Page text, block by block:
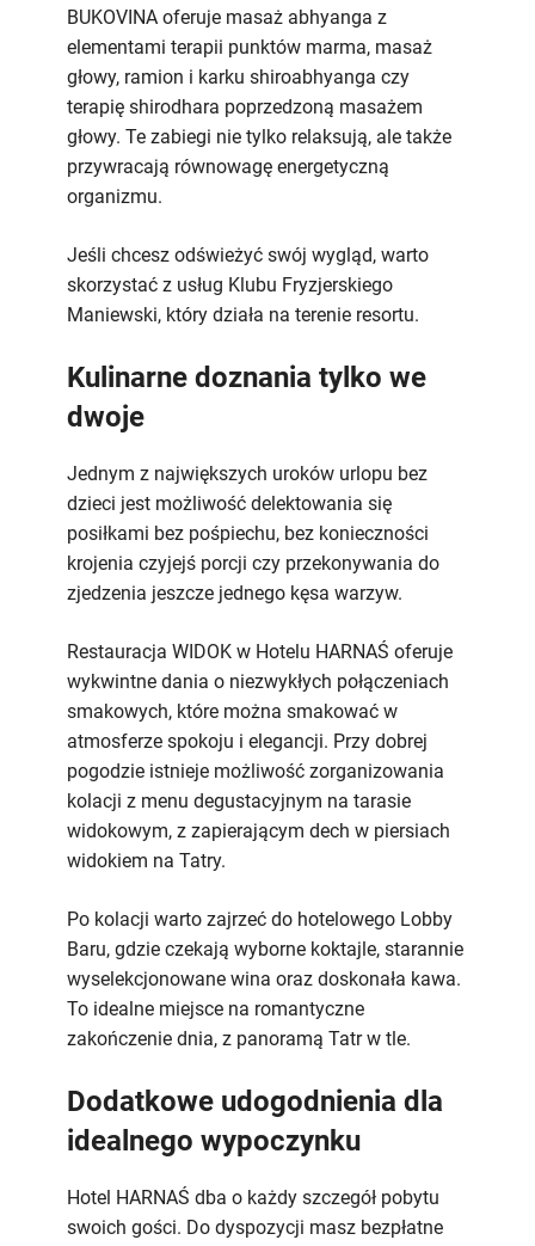
BUKOVINA oferuje masaż abhyanga z
elementami terapii punktów marma, masaż
głowy, ramion i karku shiroabhyanga czy
terapię shirodhara poprzedzoną masażem
głowy. Te zabiegi nie tylko relaksują, ale także
przywracają równowagę energetyczną
organizmu.
Jeśli chcesz odświeżyć swój wygląd, warto
skorzystać z usług Klubu Fryzjerskiego
Maniewski, który działa na terenie resortu.
Kulinarne doznania tylko we
dwoje
Jednym z największych uroków urlopu bez
dzieci jest możliwość delektowania się
posiłkami bez pośpiechu, bez konieczności
krojenia czyjejś porcji czy przekonywania do
zjedzenia jeszcze jednego kęsa warzyw.
Restauracja WIDOK w Hotelu HARNAŚ oferuje
wykwintne dania o niezwykłych połączeniach
smakowych, które można smakować w
atmosferze spokoju i elegancji. Przy dobrej
pogodzie istnieje możliwość zorganizowania
kolacji z menu degustacyjnym na tarasie
widokowym, z zapierającym dech w piersiach
widokiem na Tatry.
Po kolacji warto zajrzeć do hotelowego Lobby
Baru, gdzie czekają wyborne koktajle, starannie
wyselekcjonowane wina oraz doskonała kawa.
To idealne miejsce na romantyczne
zakończenie dnia, z panoramą Tatr w tle.
Dodatkowe udogodnienia dla
idealnego wypoczynku
Hotel HARNAŚ dba o każdy szczegół pobytu
swoich gości. Do dyspozycji masz bezpłatne